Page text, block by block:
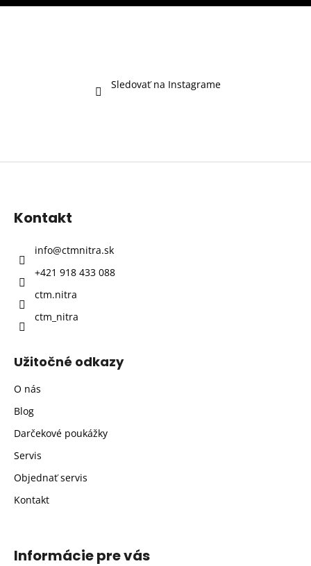
Sledovať na Instagrame
Z
Kontakt
info@ctmnitra.sk
+421 918 433 088
ctm.nitra
ctm_nitra
Užitočné odkazy
O nás
Blog
Darčekové poukážky
Servis
Objednať servis
Kontakt
Informácie pre vás